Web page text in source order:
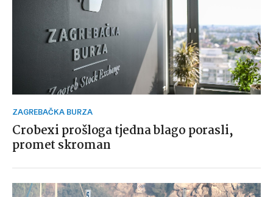
ZAGREBAČKA BURZA
Crobexi prošloga tjedna blago porasli,
promet skroman